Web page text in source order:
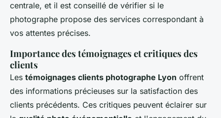
centrale, et il est conseillé de vérifier si le
photographe propose des services correspondant à
vos attentes précises.
Importance des témoignages et critiques des
clients
Les témoignages clients photographe Lyon offrent
des informations précieuses sur la satisfaction des
clients précédents. Ces critiques peuvent éclairer sur